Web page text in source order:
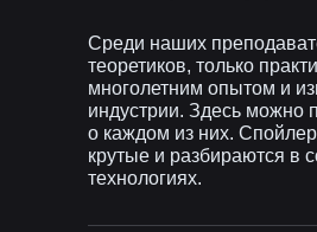
Среди наших
теоретиков, только
многолетним опытом и
индустрии. Здесь можно
о каждом из них.
крутые и разбираются в
технологиях.